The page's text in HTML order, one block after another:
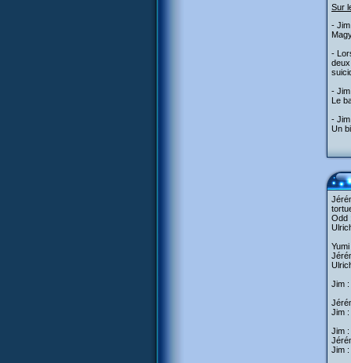
Sur
-
-
-
Le
- Jim
Un
Odd
Jim :
Jim :
Jim :
Jim :